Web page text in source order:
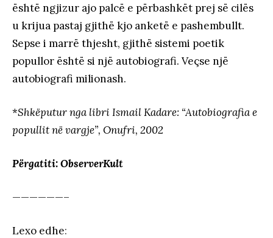
është ngjizur ajo palcë e përbashkët prej së cilës
u krijua pastaj gjithë kjo anketë e pashembullt.
Sepse i marrë thjesht, gjithë sistemi poetik
popullor është si një autobiografi. Veçse një
autobiografi milionash.
*Shkëputur nga libri Ismail Kadare: “Autobiografia e
popullit në vargje”, Onufri, 2002
Përgatiti: ObserverKult
——————–
Lexo edhe: